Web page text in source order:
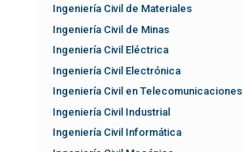
Ingeniería Civil de Materiales
Ingeniería Civil de Minas
Ingeniería Civil Eléctrica
Ingeniería Civil Electrónica
Ingeniería Civil en Telecomunicaciones
Ingeniería Civil Industrial
Ingeniería Civil Informática